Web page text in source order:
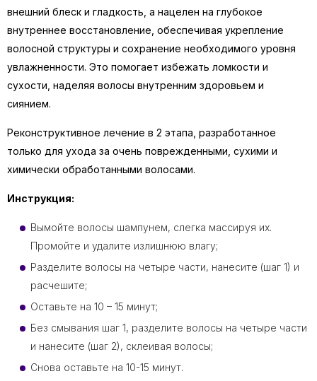
внешний блеск и гладкость, а нацелен на глубокое
внутреннее восстановление, обеспечивая укрепление
волосной структуры и сохранение необходимого уровня
увлажненности. Это помогает избежать ломкости и
сухости, наделяя волосы внутренним здоровьем и
сиянием.
Реконструктивное лечение в 2 этапа, разработанное
только для ухода за очень поврежденными, сухими и
химически обработанными волосами.
Инструкция:
Вымойте волосы шампунем, слегка массируя их.
Промойте и удалите излишнюю влагу;
Разделите волосы на четыре части, нанесите (шаг 1) и
расчешите;
Оставьте на 10 – 15 минут;
Без смывания шаг 1, разделите волосы на четыре части
и нанесите (шаг 2), склеивая волосы;
Снова оставьте на 10-15 минут.